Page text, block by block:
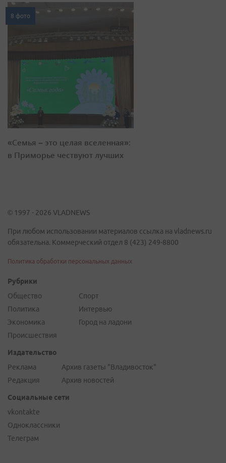
8 фото
«Семья – это целая вселенная»:
в Приморье чествуют лучших
© 1997 - 2026 VLADNEWS
При любом использовании материалов ссылка на vladnews.ru
обязательна. Коммерческий отдел 8 (423) 249-8800
Политика обработки персональных данных
Рубрики
Общество
Политика
Экономика
Происшествия
Спорт
Интервью
Город на ладони
Издательство
Реклама
Редакция
Архив газеты "Владивосток"
Архив новостей
Социальные сети
vkontakte
Одноклассники
Телеграм